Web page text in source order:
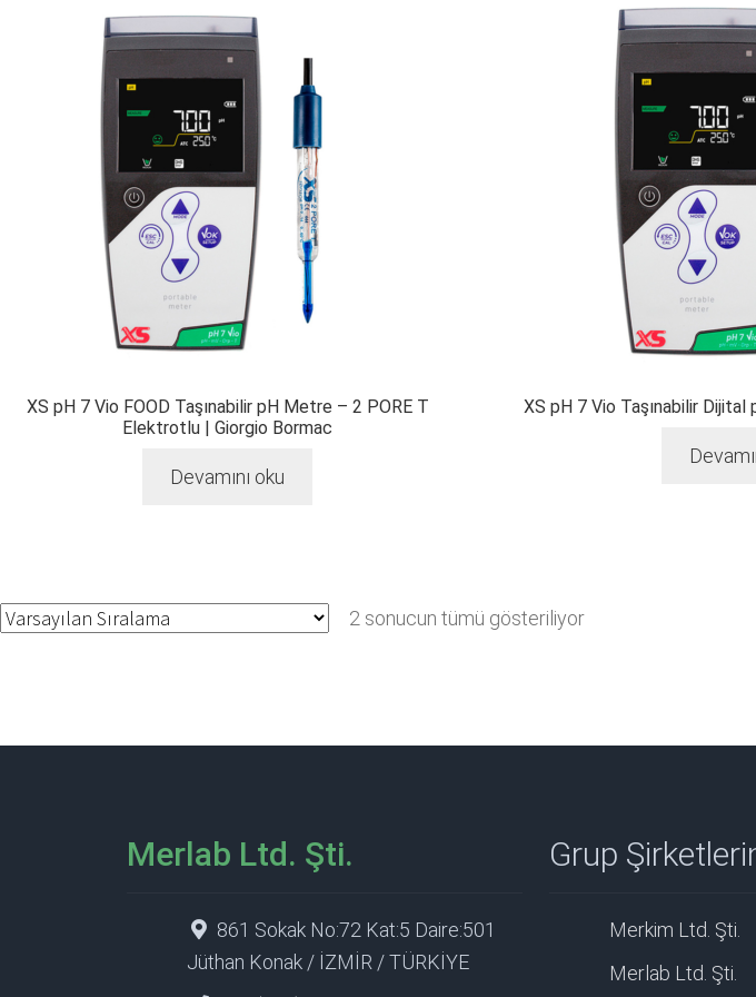
XS pH 7 Vio FOOD Taşınabilir pH Metre – 2 PORE T
Elektrotlu | Giorgio Bormac
Devamını oku
XS pH 7 Vio Taşınabilir
2 sonucun tümü gösteriliyor
Merlab Ltd. Şti.
861 Sokak No:72 Kat:5 Daire:501
Jüthan Konak / İZMİR / TÜRKİYE
Grup
Merkim Ltd. Şti.
Merlab Ltd. Şti.